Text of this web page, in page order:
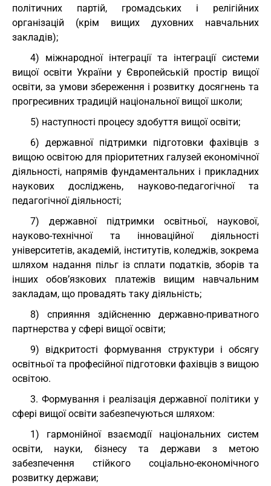
політичних партій, громадських і релігійних
організацій (крім вищих духовних навчальних
закладів);
4) міжнародної інтеграції та інтеграції системи
вищої освіти України у Європейській простір вищої
освіти, за умови збереження і розвитку досягнень та
прогресивних традицій національної вищої школи;
5) наступності процесу здобуття вищої освіти;
6) державної підтримки підготовки фахівців з
вищою освітою для пріоритетних галузей економічної
діяльності, напрямів фундаментальних і прикладних
наукових досліджень, науково-педагогічної та
педагогічної діяльності;
7) державної підтримки освітньої, наукової,
науково-технічної та інноваційної діяльності
університетів, академій, інститутів, коледжів, зокрема
шляхом надання пільг із сплати податків, зборів та
інших обов’язкових платежів вищим навчальним
закладам, що провадять таку діяльність;
8) сприяння здійсненню державно-приватного
партнерства у сфері вищої освіти;
9) відкритості формування структури і обсягу
освітньої та професійної підготовки фахівців з вищою
освітою.
3. Формування і реалізація державної політики у
сфері вищої освіти забезпечуються шляхом:
1) гармонійної взаємодії національних систем
освіти, науки, бізнесу та держави з метою
забезпечення стійкого соціально-економічного
розвитку держави;